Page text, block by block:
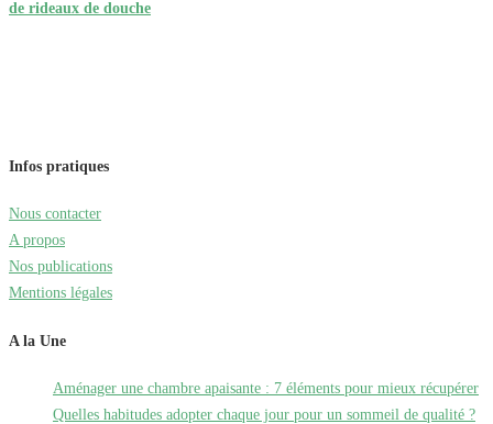
de rideaux de douche
Infos pratiques
Nous contacter
A propos
Nos publications
Mentions légales
A la Une
Aménager une chambre apaisante : 7 éléments pour mieux récupérer
Quelles habitudes adopter chaque jour pour un sommeil de qualité ?